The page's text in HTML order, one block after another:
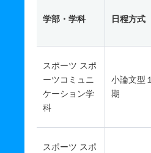
学部・学科 日程方式
スポーツ スポ
ーツコミュニ
ケーション学
科
小論文型１
期
スポーツ スポ